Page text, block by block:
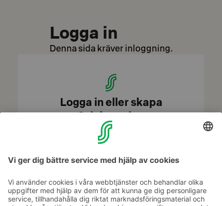
Logga in
Denna sida kräver inloggning.
Logga in eller skapa
S‑inloggning
Få tillgång till tjänsten genom att logga in
Logga in med S‑inloggning